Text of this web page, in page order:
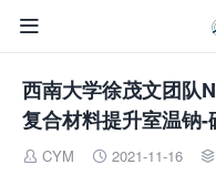

西南大学徐茂文团队
复合材料提升室温钠-
 CYM  2021-11-16 